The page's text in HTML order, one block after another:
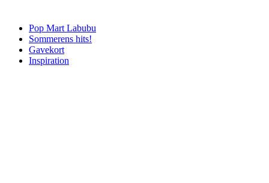
Pop Mart Labubu
Sommerens hits!
Gavekort
Inspiration